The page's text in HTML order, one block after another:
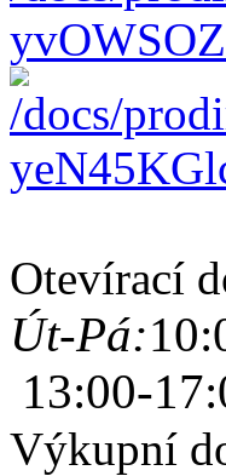
Otevírací
Út-Pá:
13:00-
Výkupní